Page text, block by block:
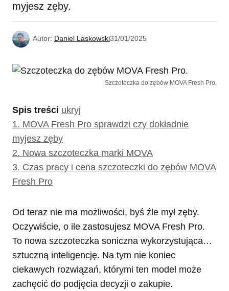
myjesz zęby.
Autor: Daniel Laskowski31/01/2025
Szczoteczka do zębów MOVA Fresh Pro.
Spis treści ukryj
1. MOVA Fresh Pro sprawdzi czy dokładnie
myjesz zęby
2. Nowa szczoteczka marki MOVA
3. Czas pracy i cena szczoteczki do zębów MOVA
Fresh Pro
Od teraz nie ma możliwości, byś źle mył zęby.
Oczywiście, o ile zastosujesz MOVA Fresh Pro.
To nowa szczoteczka soniczna wykorzystująca…
sztuczną inteligencję. Na tym nie koniec
ciekawych rozwiązań, którymi ten model może
zachęcić do podjęcia decyzji o zakupie.